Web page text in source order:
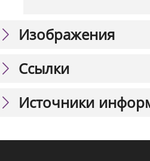
Изображения
Ссылки
Источники